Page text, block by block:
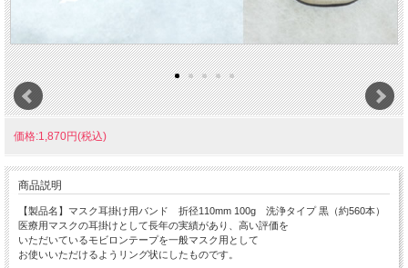
価格:1,870円(税込)
商品説明
【製品名】マスク耳掛け用バンド 折径110mm 100g 洗浄タイプ 黒（約560本）
医療用マスクの耳掛けとして長年の実績があり、高い評価を
いただいているモビロンテープを一般マスク用として
お使いいただけるようリング状にしたものです。